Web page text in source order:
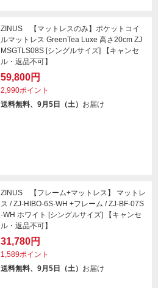
ZINUS 【マットレスのみ】ポケットコイ
ルマットレス GreenTea Luxe 高さ20cm ZJ
MSGTLS08S [シングルサイズ] 【キャンセ
ル・返品不可】
59,800円
2,990ポイント
送料無料、9月5日（土） お届け
ZINUS 【フレーム+マットレス】 マットレ
ス / ZJ-HIBO-6S-WH +フレーム / ZJ-BF-07S
-WH ホワイト [シングルサイズ] 【キャンセ
ル・返品不可】
31,780円
1,589ポイント
送料無料、9月5日（土） お届け